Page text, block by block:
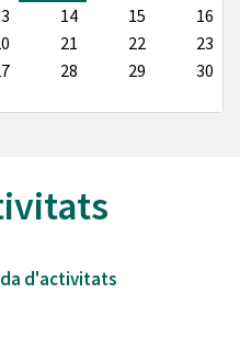
14 15
16
21 22
23
28 29
30
d'activitats